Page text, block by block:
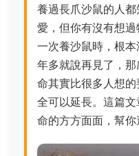
養過長爪沙鼠的人
愛，但你有沒有想
一次養沙鼠時，根
年多就說再見了，
命其實比很多人想
全可以延長。這篇
命的方方面面，幫你